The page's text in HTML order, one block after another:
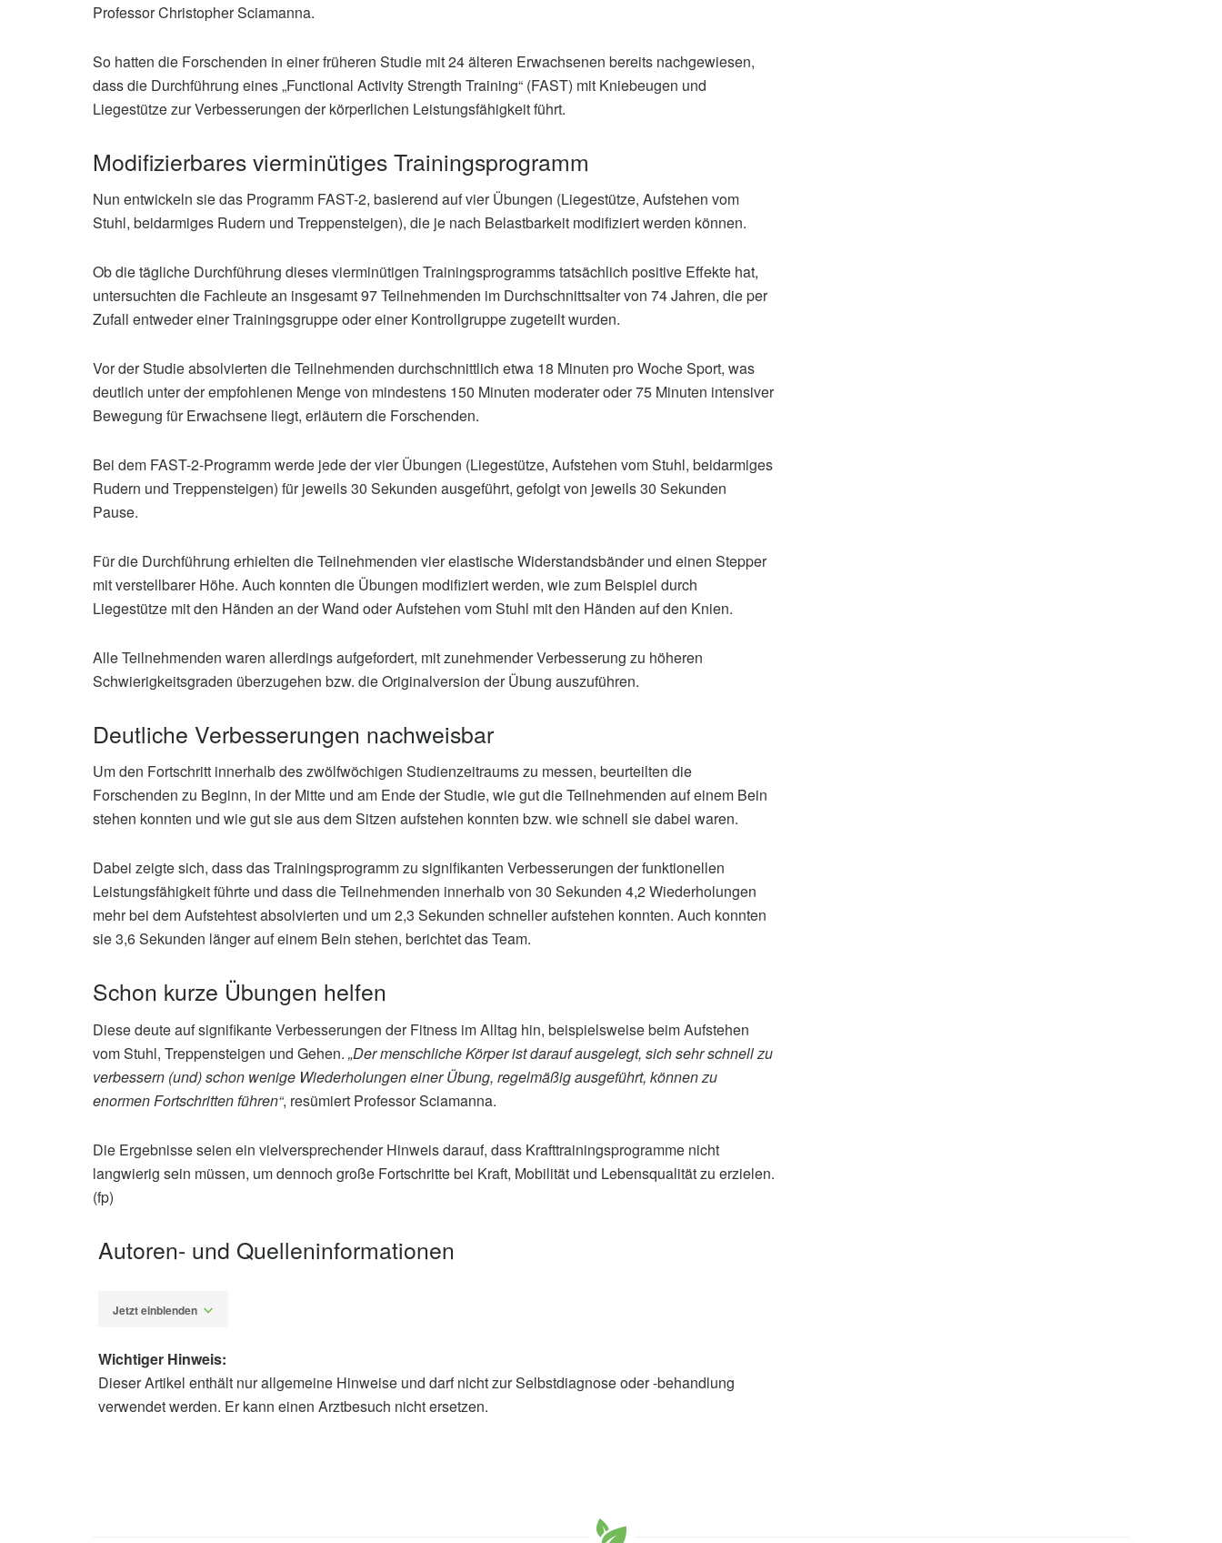
Professor Christopher Sciamanna.
So hatten die Forschenden in einer früheren Studie mit 24 älteren Erwachsenen bereits nachgewiesen,
dass die Durchführung eines „Functional Activity Strength Training“ (FAST) mit Kniebeugen und
Liegestütze zur Verbesserungen der körperlichen Leistungsfähigkeit führt.
Modifizierbares vierminütiges Trainingsprogramm
Nun entwickeln sie das Programm FAST-2, basierend auf vier Übungen (Liegestütze, Aufstehen vom
Stuhl, beidarmiges Rudern und Treppensteigen), die je nach Belastbarkeit modifiziert werden können.
Ob die tägliche Durchführung dieses vierminütigen Trainingsprogramms tatsächlich positive Effekte hat,
untersuchten die Fachleute an insgesamt 97 Teilnehmenden im Durchschnittsalter von 74 Jahren, die per
Zufall entweder einer Trainingsgruppe oder einer Kontrollgruppe zugeteilt wurden.
Vor der Studie absolvierten die Teilnehmenden durchschnittlich etwa 18 Minuten pro Woche Sport, was
deutlich unter der empfohlenen Menge von mindestens 150 Minuten moderater oder 75 Minuten intensiver
Bewegung für Erwachsene liegt, erläutern die Forschenden.
Bei dem FAST-2-Programm werde jede der vier Übungen (Liegestütze, Aufstehen vom Stuhl, beidarmiges
Rudern und Treppensteigen) für jeweils 30 Sekunden ausgeführt, gefolgt von jeweils 30 Sekunden
Pause.
Für die Durchführung erhielten die Teilnehmenden vier elastische Widerstandsbänder und einen Stepper
mit verstellbarer Höhe. Auch konnten die Übungen modifiziert werden, wie zum Beispiel durch
Liegestütze mit den Händen an der Wand oder Aufstehen vom Stuhl mit den Händen auf den Knien.
Alle Teilnehmenden waren allerdings aufgefordert, mit zunehmender Verbesserung zu höheren
Schwierigkeitsgraden überzugehen bzw. die Originalversion der Übung auszuführen.
Deutliche Verbesserungen nachweisbar
Um den Fortschritt innerhalb des zwölfwöchigen Studienzeitraums zu messen, beurteilten die
Forschenden zu Beginn, in der Mitte und am Ende der Studie, wie gut die Teilnehmenden auf einem Bein
stehen konnten und wie gut sie aus dem Sitzen aufstehen konnten bzw. wie schnell sie dabei waren.
Dabei zeigte sich, dass das Trainingsprogramm zu signifikanten Verbesserungen der funktionellen
Leistungsfähigkeit führte und dass die Teilnehmenden innerhalb von 30 Sekunden 4,2 Wiederholungen
mehr bei dem Aufstehtest absolvierten und um 2,3 Sekunden schneller aufstehen konnten. Auch konnten
sie 3,6 Sekunden länger auf einem Bein stehen, berichtet das Team.
Schon kurze Übungen helfen
Diese deute auf signifikante Verbesserungen der Fitness im Alltag hin, beispielsweise beim Aufstehen
vom Stuhl, Treppensteigen und Gehen. „Der menschliche Körper ist darauf ausgelegt, sich sehr schnell zu
verbessern (und) schon wenige Wiederholungen einer Übung, regelmäßig ausgeführt, können zu
enormen Fortschritten führen“, resümiert Professor Sciamanna.
Die Ergebnisse seien ein vielversprechender Hinweis darauf, dass Krafttrainingsprogramme nicht
langwierig sein müssen, um dennoch große Fortschritte bei Kraft, Mobilität und Lebensqualität zu erzielen.
(fp)
Autoren- und Quelleninformationen
Jetzt einblenden
Fabian Peters
mobility disability: A randomized trial; in: PLOS One (veröffentlicht 12.03.2026),
Wichtiger Hinweis:
Dieser Artikel enthält nur allgemeine Hinweise und darf nicht zur Selbstdiagnose oder -behandlung
verwendet werden. Er kann einen Arztbesuch nicht ersetzen.